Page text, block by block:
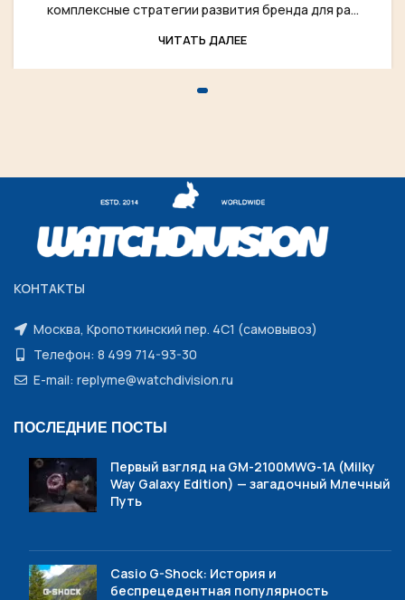
комплексные стратегии развития бренда для ра...
ЧИТАТЬ ДАЛЕЕ
КОНТАКТЫ
Москва, Кропоткинский пер. 4С1 (самовывоз)
Телефон: 8 499 714-93-30
E-mail: replyme@watchdivision.ru
ПОСЛЕДНИЕ ПОСТЫ
Первый взгляд на GM-2100MWG-1A (Milky
Way Galaxy Edition) — загадочный Млечный
Путь
Casio G-Shock: История и
беспрецедентная популярность